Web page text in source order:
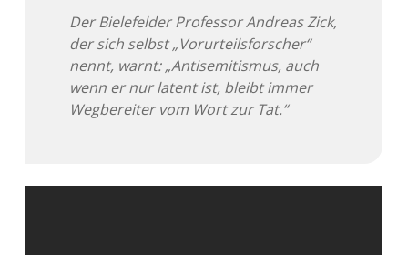
Der Bielefelder Professor Andreas Zick,
der sich selbst „Vorurteilsforscher“
nennt, warnt: „Antisemitismus, auch
wenn er nur latent ist, bleibt immer
Wegbereiter vom Wort zur Tat.“